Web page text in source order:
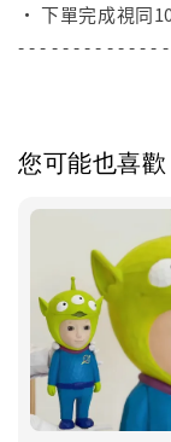
• 下單完成視同
- - - - - - - - - - - - -
您可能也喜歡